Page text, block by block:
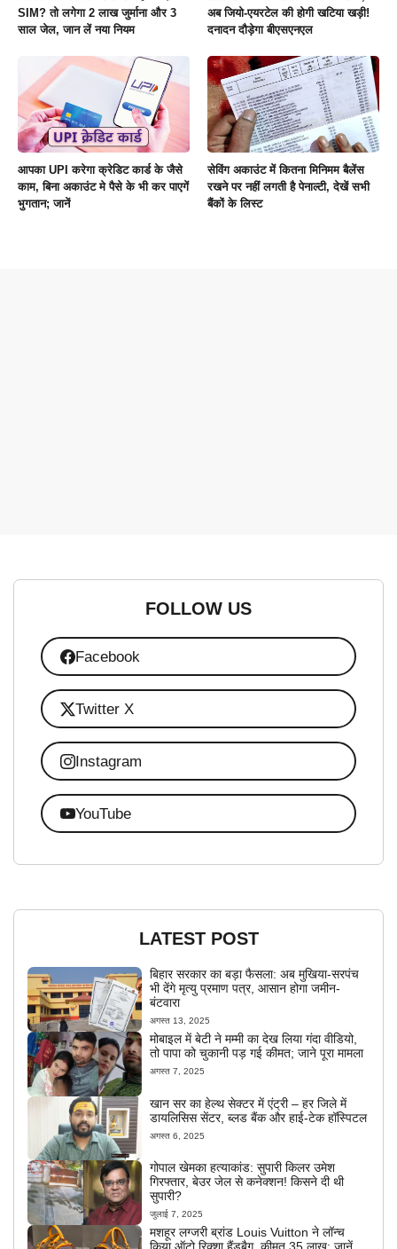
SIM? तो लगेगा 2 लाख जुर्माना और 3
साल जेल, जान लें नया नियम
अब जियो-एयरटेल की होगी खटिया खड़ी!
दनादन दौड़ेगा बीएसएनएल
आपका UPI करेगा क्रेडिट कार्ड के जैसे
काम, बिना अकाउंट मे पैसे के भी कर पाएगें
भुगतान; जानें
सेविंग अकाउंट में कितना मिनिमम बैलेंस
रखने पर नहीं लगती है पेनाल्टी, देखें सभी
बैंकों के लिस्ट
FOLLOW US
Facebook
Twitter X
Instagram
YouTube
LATEST POST
बिहार सरकार का बड़ा फैसला: अब मुखिया-सरपंच
भी देंगे मृत्यु प्रमाण पत्र, आसान होगा जमीन-
बंटवारा
अगस्त 13, 2025
मोबाइल में बेटी ने मम्मी का देख लिया गंदा वीडियो,
तो पापा को चुकानी पड़ गई कीमत; जाने पूरा मामला
अगस्त 7, 2025
खान सर का हेल्थ सेक्टर में एंट्री – हर जिले में
डायलिसिस सेंटर, ब्लड बैंक और हाई-टेक हॉस्पिटल
अगस्त 6, 2025
गोपाल खेमका हत्याकांड: सुपारी किलर उमेश
गिरफ्तार, बेउर जेल से कनेक्शन! किसने दी थी
सुपारी?
जुलाई 7, 2025
मशहूर लग्जरी ब्रांड Louis Vuitton ने लॉन्च